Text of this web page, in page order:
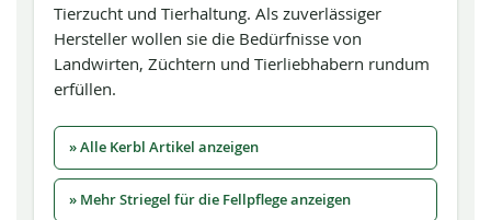
Tierzucht und Tierhaltung. Als zuverlässiger
Hersteller wollen sie die Bedürfnisse von
Landwirten, Züchtern und Tierliebhabern rundum
erfüllen.
» Alle Kerbl Artikel anzeigen
» Mehr Striegel für die Fellpflege anzeigen